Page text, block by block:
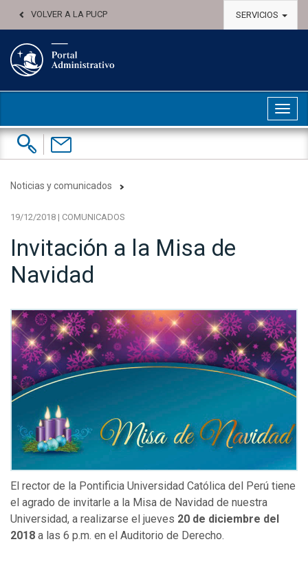
VOLVER A LA PUCP SERVICIOS
Buscar:
Contáctenos
Noticias y comunicados
19/12/2018 | COMUNICADOS
Invitación a la Misa de
Navidad
El rector de la Pontificia Universidad Católica del Perú tiene
el agrado de invitarle a la Misa de Navidad de nuestra
Universidad, a realizarse el jueves 20 de diciembre del
2018 a las 6 p.m. en el Auditorio de Derecho.